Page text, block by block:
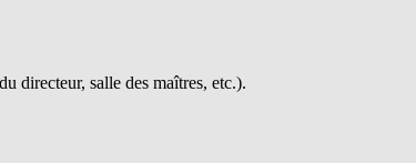
directeur, salle des maîtres, etc.).